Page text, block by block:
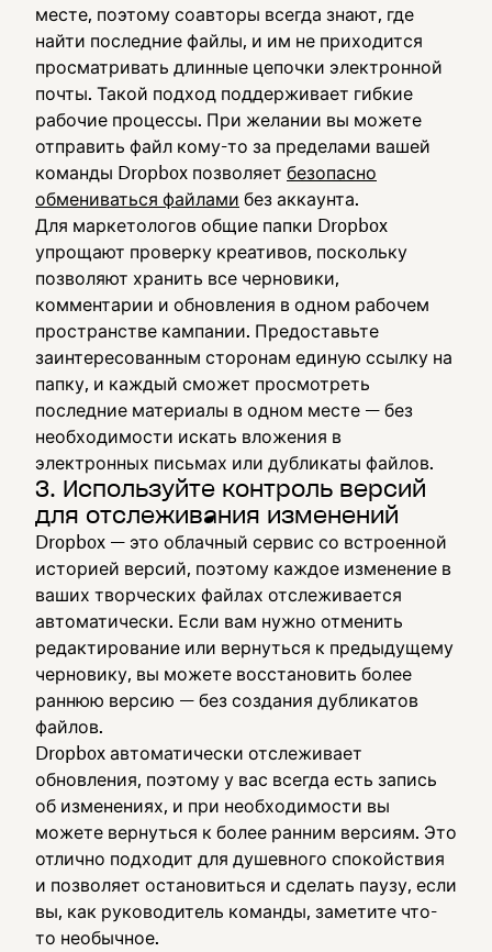
месте, поэтому соавторы всегда знают, где
найти последние файлы, и им не приходится
просматривать длинные цепочки электронной
почты. Такой подход поддерживает гибкие
рабочие процессы. При желании вы можете
отправить файл кому-то за пределами вашей
команды Dropbox позволяет безопасно
обмениваться файлами без аккаунта.
Для маркетологов общие папки Dropbox
упрощают проверку креативов, поскольку
позволяют хранить все черновики,
комментарии и обновления в одном рабочем
пространстве кампании. Предоставьте
заинтересованным сторонам единую ссылку на
папку, и каждый сможет просмотреть
последние материалы в одном месте — без
необходимости искать вложения в
электронных письмах или дубликаты файлов.
3. Используйте контроль версий
для отслеживания изменений
Dropbox — это облачный сервис со встроенной
историей версий, поэтому каждое изменение в
ваших творческих файлах отслеживается
автоматически. Если вам нужно отменить
редактирование или вернуться к предыдущему
черновику, вы можете восстановить более
раннюю версию — без создания дубликатов
файлов.
Dropbox автоматически отслеживает
обновления, поэтому у вас всегда есть запись
об изменениях, и при необходимости вы
можете вернуться к более ранним версиям. Это
отлично подходит для душевного спокойствия
и позволяет остановиться и сделать паузу, если
вы, как руководитель команды, заметите что-
то необычное.